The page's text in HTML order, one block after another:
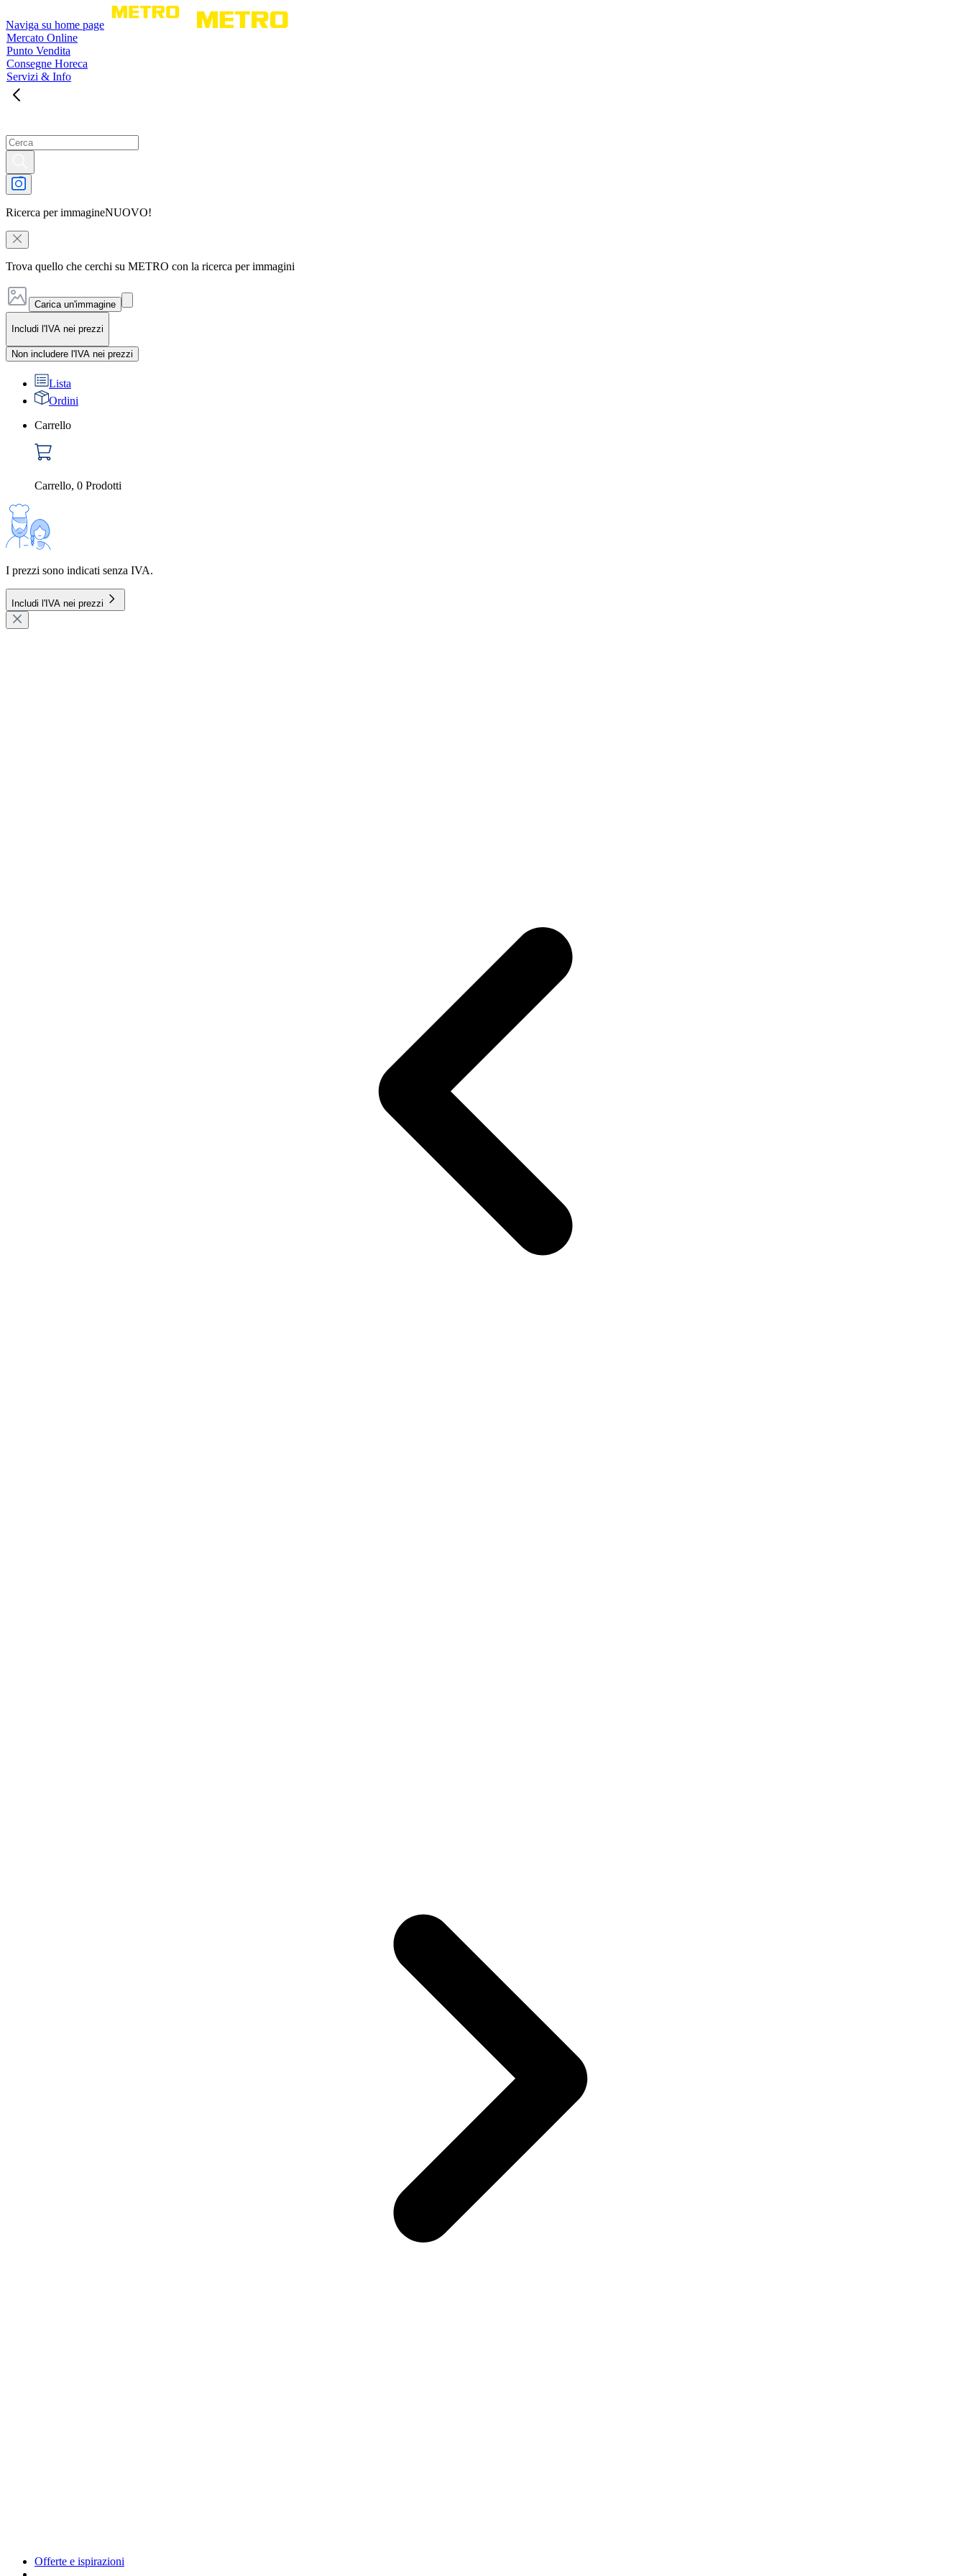
Naviga su home page
Mercato Online
Punto Vendita
Consegne Horeca
Servizi & Info
Ricerca per immagineNUOVO!
Trova quello che cerchi su METRO con la ricerca per immagini
Carica un'immagine
Includi l'IVA nei prezzi
Non includere l'IVA nei prezzi
Lista
Ordini
Carrello
Carrello, 0 Prodotti
I prezzi sono indicati senza IVA.
Includi l'IVA nei prezzi
Offerte e ispirazioni